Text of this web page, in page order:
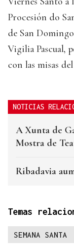
Procesión do
de San
Vigilia Pascual,
con las misas
NOTICIAS
A Xunta de
Mostra de
Ribadavia
Temas
SEMANA SANTA